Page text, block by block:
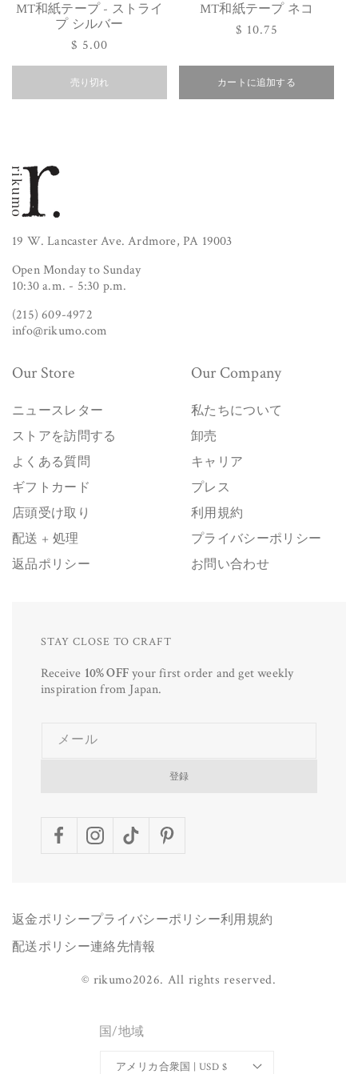
MT和紙テープ - ストライ
プ シルバー
通
常
価
格
$ 5.00
売り切れ
MT和紙テープ ネコ
通
価
格
$ 10.75
カートに追加する
19 W. Lancaster Ave. Ardmore, PA 19003
Open Monday to Sunday
10:30 a.m. - 5:30 p.m.
(215) 609-4972
info@rikumo.com
Our Store
ニュースレター
ストアを訪問する
よくある質問
ギフトカード
店頭受け取り
配送 + 処理
返品ポリシー
Our Company
私たちについて
卸売
キャリア
プレス
利用規約
プライバシーポリシー
お問い合わせ
STAY CLOSE TO CRAFT
Receive 10% OFFyour first order and get weekly
inspiration from Japan.
メール
登録
FacebookInstagramTikTokPinterest
返金ポリシープライバシーポリシー利用規約
配送ポリシー連絡先情報
© rikumo2026. All rights reserved.
国/地域
アメリカ合衆国 | USD $